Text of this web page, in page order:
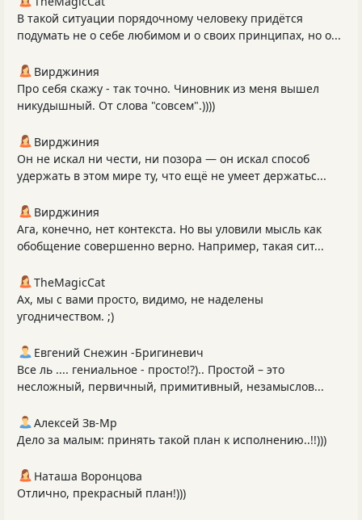
В такой ситуации порядочному человеку придётся
подумать не о себе любимом и о своих принципах, но о...
Вирджиния
Про себя скажу - так точно. Чиновник из меня вышел
никудышный. От слова "совсем".))))
Вирджиния
Он не искал ни чести, ни позора — он искал способ
удержать в этом мире ту, что ещё не умеет держатьс...
Вирджиния
Ага, конечно, нет контекста. Но вы уловили мысль как
обобщение совершенно верно. Например, такая сит...
TheMagicCat
Ах, мы с вами просто, видимо, не наделены
угодничеством. ;)
Евгений Снежин -Бригиневич
Все ль .... гениальное - просто!?).. Простой – это
несложный, первичный, примитивный, незамыслов...
Алексей Зв-Mp
Дело за малым: принять такой план к исполнению..!!)))
Наташа Воронцова
Отлично, прекрасный план!)))